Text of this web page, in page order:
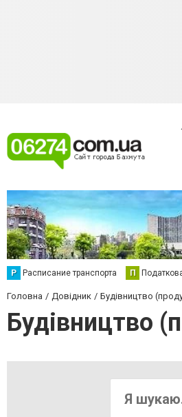
Р Расписание транспорта П
Головна Довідник Будівництво
Будівництво